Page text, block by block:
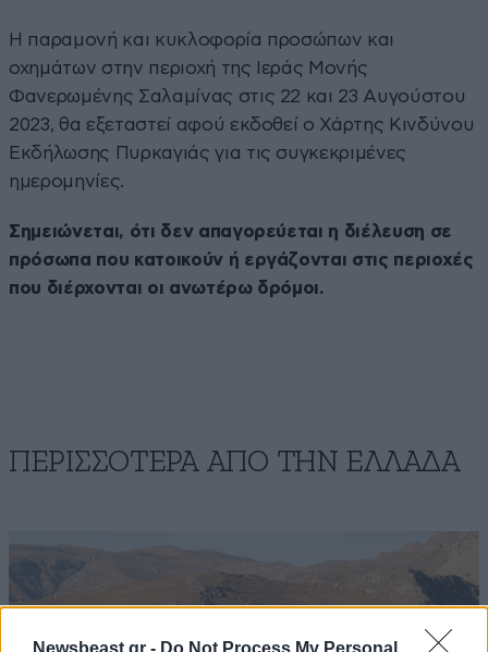
Newsbeast.gr - Do Not Process My Personal
Η παραμονή και κυκλοφορία προσώπων και
οχημάτων στην περιοχή της Ιεράς Μονής
Φανερωμένης Σαλαμίνας στις 22 και 23 Αυγούστου
2023, θα εξεταστεί αφού εκδοθεί ο Χάρτης Κινδύνου
Εκδήλωσης Πυρκαγιάς για τις συγκεκριμένες
ημερομηνίες.
Σημειώνεται, ότι δεν απαγορεύεται η διέλευση σε
πρόσωπα που κατοικούν ή εργάζονται στις περιοχές
που διέρχονται οι ανωτέρω δρόμοι.
ΠΕΡΙΣΣΟΤΕΡΑ ΑΠΟ ΤΗΝ ΕΛΛΑΔΑ